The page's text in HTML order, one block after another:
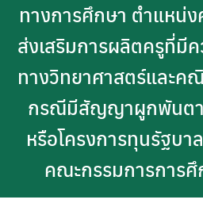
ทางการศึกษา ตำแหน่ง
ส่งเสริมการผลิตครูที่มี
ทางวิทยาศาสตร์และค
กรณีมีสัญญาผูกพันตา
หรือโครงการทุนรัฐบ
คณะกรรมการการ